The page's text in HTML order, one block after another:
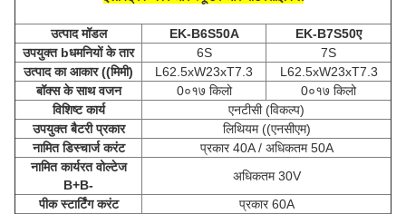
उत्पाद मॉडल EK-B6S50A EK-B7S50ए
उपयुक्त bधमनियों के तार 6S
7S
उत्पाद का आकार ((मिमी)
L62.5xW23xT7.3
L62.5xW23xT7.3
बॉक्स के साथ वजन
0०१७ किलो
0०१७ किलो
विशिष्ट कार्य
एनटीसी (विकल्प)
उपयुक्त बैटरी प्रकार
लिथियम ((एनसीएम)
नामित डिस्चार्ज करंट
प्रकार 40A / अधिकतम 50A
नामित कार्यरत वोल्टेज
B+B-
अधिकतम 30V
पीक स्टार्टिंग करंट
प्रकार 60A